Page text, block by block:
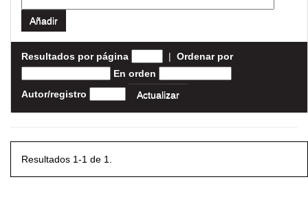
Resultados por página | Ordenar por
En orden
Autor/registro
Resultados 1-1 de 1.